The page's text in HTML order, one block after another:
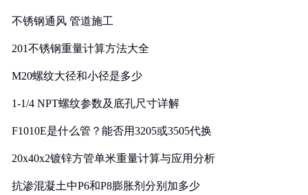
不锈钢通风 管道施工
201不锈钢重量计算方法大全
M20螺纹大径和小径是多少
1-1/4 NPT螺纹参数及底孔尺寸详解
F1010E是什么管？能否用3205或3505代换
20x40x2镀锌方管单米重量计算与应用分析
抗渗混凝土中P6和P8膨胀剂分别加多少